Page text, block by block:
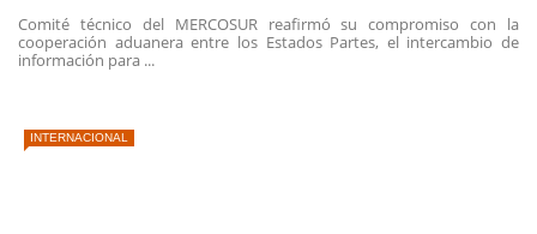
Comité técnico del MERCOSUR reafirmó su compromiso con la
cooperación aduanera entre los Estados Partes, el intercambio de
información para ...
INTERNACIONAL